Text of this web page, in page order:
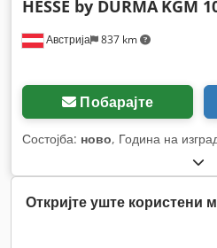
Австрија 837 km
HESSE by DURMA KGM
Побарајте
Состојба: ново, Година на
Откријте уште користени